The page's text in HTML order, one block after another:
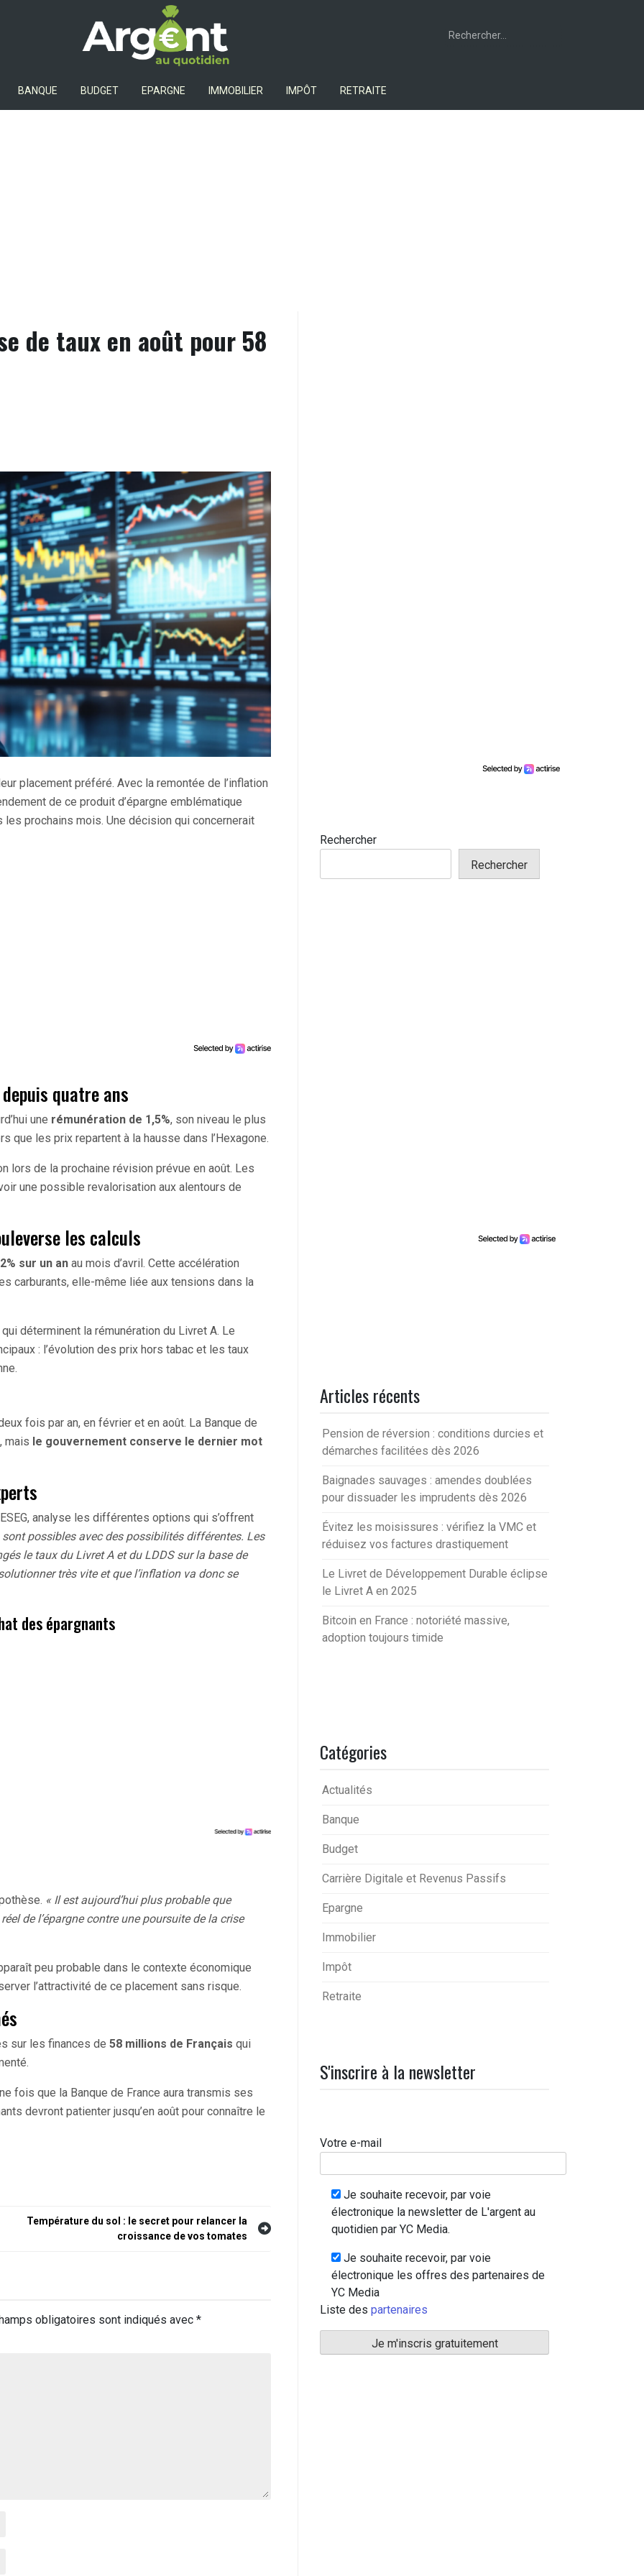
Argent Au Quotidien
Rechercher :
BANQUE BUDGET EPARGNE IMMOBILIER IMPÔT RETRAITE
de taux en août pour 58
placement préféré. Avec la remontée de l’inflation
de ce produit d’épargne emblématique
prochains mois. Une décision qui concernerait
quatre ans
une rémunération de 1,5%, son niveau le plus
que les prix repartent à la hausse dans l’Hexagone.
lors de la prochaine révision prévue en août. Les
une possible revalorisation aux alentours de
les calculs
sur un an au mois d’avril. Cette accélération
carburants, elle-même liée aux tensions dans la
déterminent la rémunération du Livret A. Le
: l’évolution des prix hors tabac et les taux
fois par an, en février et en août. La Banque de
mais le gouvernement conserve le dernier mot
analyse les différentes options qui s’offrent
possibles avec des possibilités différentes. Les
le taux du Livret A et du LDDS sur la base de
très vite et que l’inflation va donc se
des épargnants
« Il est aujourd’hui plus probable que
de l’épargne contre une poursuite de la crise
peu probable dans le contexte économique
l’attractivité de ce placement sans risque.
sur les finances de 58 millions de Français qui
fois que la Banque de France aura transmis ses
devront patienter jusqu’en août pour connaître le
Température du sol : le secret pour relancer la
croissance de vos tomates
obligatoires sont indiqués avec *
Rechercher
Rechercher
Articles récents
Pension de réversion : conditions durcies et
démarches facilitées dès 2026
Baignades sauvages : amendes doublées
pour dissuader les imprudents dès 2026
Évitez les moisissures : vérifiez la VMC et
réduisez vos factures drastiquement
Le Livret de Développement Durable éclipse
le Livret A en 2025
Bitcoin en France : notoriété massive,
adoption toujours timide
Catégories
Actualités
Banque
Budget
Carrière Digitale et Revenus Passifs
Epargne
Immobilier
Impôt
Retraite
S'inscrire à la newsletter
Votre e-mail
Je souhaite recevoir, par voie
électronique la newsletter de L'argent au
quotidien par YC Media.
Je souhaite recevoir, par voie
électronique les offres des partenaires de
YC Media
Liste des partenaires